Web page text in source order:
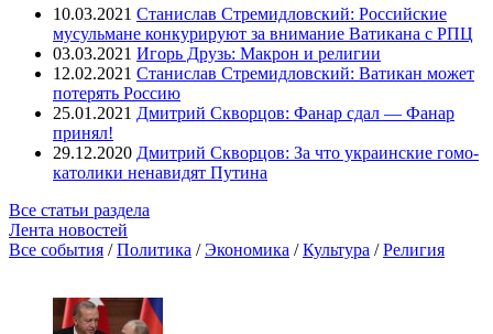
10.03.2021 Станислав Стремидловский: Российские
мусульмане конкурируют за внимание Ватикана с РПЦ
03.03.2021 Игорь Друзь: Макрон и религии
12.02.2021 Станислав Стремидловский: Ватикан может
потерять Россию
25.01.2021 Дмитрий Скворцов: Фанар сдал — Фанар
принял!
29.12.2020 Дмитрий Скворцов: За что украинские гомо-
католики ненавидят Путина
Все статьи раздела
Лента новостей
Все события /Политика /Экономика /Культура /Религия